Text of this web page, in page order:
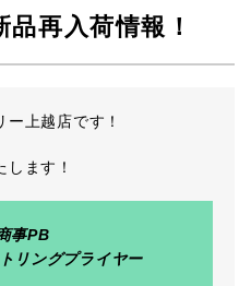
再入荷情報！
上越店です！
ます！
事PB
リングプライヤー